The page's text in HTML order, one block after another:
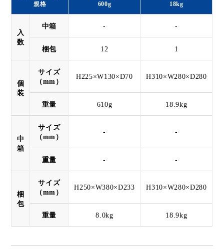
規格
600g
18kg
入
数
中箱 - -
梱包 12 1
個
装
サイズ
（mm）
H225×W130×D70 H310×W280×D280
重量 610g 18.9kg
中
箱
サイズ
（mm）
- -
重量 - -
梱
包
サイズ
（mm）
H250×W380×D233 H310×W280×D280
重量 8.0kg 18.9kg